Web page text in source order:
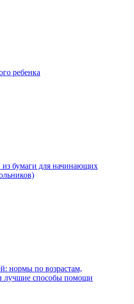
ребенка
из бумаги для начинающих
нормы по возрастам,
лучшие способы помощи